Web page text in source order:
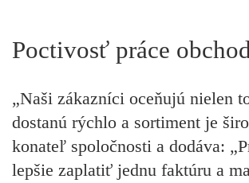
Poctivosť práce
„Naši zákazníci oceňujú nielen
dostanú rýchlo a sortiment je
konateľ spoločnosti a dodáva:
lepšie zaplatiť jednu faktúru a